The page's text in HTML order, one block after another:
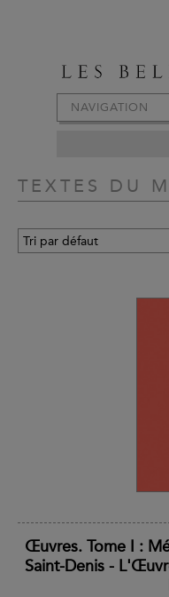
NAVIGATION
TEXTES DU
Œuvres. Tome I :
Saint-Denis -